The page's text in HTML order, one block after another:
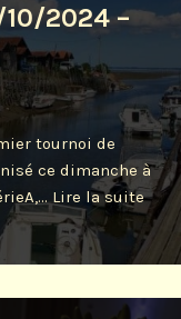
2024 –
tournoi de
ce dimanche à
Lire la suite